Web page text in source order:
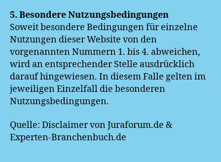
5. Besondere Nutzungsbedingungen
Soweit besondere Bedingungen für einzelne
Nutzungen dieser Website von den
vorgenannten Nummern 1. bis 4. abweichen,
wird an entsprechender Stelle ausdrücklich
darauf hingewiesen. In diesem Falle gelten im
jeweiligen Einzelfall die besonderen
Nutzungsbedingungen.
Quelle: Disclaimer von Juraforum.de &
Experten-Branchenbuch.de